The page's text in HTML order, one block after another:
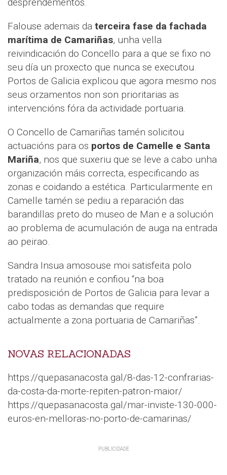
Falouse ademais da terceira fase da fachada
marítima de Camariñas, unha vella
reivindicación do Concello para a que se fixo no
seu día un proxecto que nunca se executou.
Portos de Galicia explicou que agora mesmo nos
seus orzamentos non son prioritarias as
intervencións fóra da actividade portuaria.
O Concello de Camariñas tamén solicitou
actuacións para os portos de Camelle e Santa
Mariña, nos que suxeriu que se leve a cabo unha
organización máis correcta, especificando as
zonas e coidando a estética. Particularmente en
Camelle tamén se pediu a reparación das
barandillas preto do museo de Man e a solución
ao problema de acumulación de auga na entrada
ao peirao.
Sandra Insua amosouse moi satisfeita polo
tratado na reunión e confiou “na boa
predisposición de Portos de Galicia para levar a
cabo todas as demandas que require
actualmente a zona portuaria de Camariñas”.
NOVAS RELACIONADAS
https://quepasanacosta.gal/8-das-12-confrarias-
da-costa-da-morte-repiten-patron-maior/
https://quepasanacosta.gal/mar-inviste-130-000-
euros-en-melloras-no-porto-de-camarinas/